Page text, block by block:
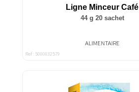
Ligne Minceur Café
44 g 20 sachet
ALIMENTAIRE
Ref : 5000032579